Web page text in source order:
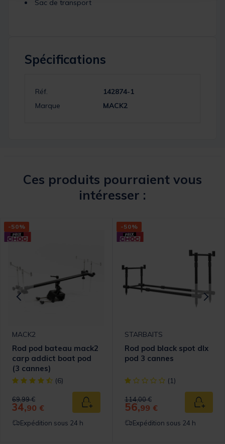
Sac de transport
Spécifications
Réf.
142874-1
Marque
MACK2
Ces produits pourraient vous
intéresser :
Rating
panier
-50%
MACK2
Rod pod bateau mack2
carp addict boat pod
(3 cannes)
[object Object] out of 5 Customer Rating
(6)
Price reduced from
69,99 €to
34,90 € Ajouter au panier
Expédition sous 24 h
-50%
STARBAITS
Rod pod black spot dlx
pod 3 cannes
[object Object] out of 5
(1)
Price reduced from
114,00 €to
56,99 €
Expédition sous 24 h